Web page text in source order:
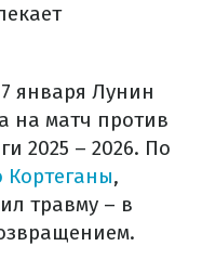
января Лунин
на матч против
2025 – 2026. По
,
травму – в